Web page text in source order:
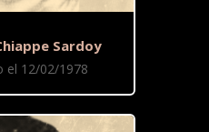
Sardoy
el 12/02/1978